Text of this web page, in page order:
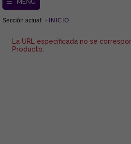
☰ MENU
Sección actual: INICIO
La URL especificada no se
Producto.